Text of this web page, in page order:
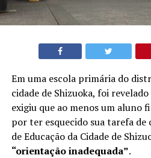
Em uma escola primária do
cidade de Shizuoka, foi
exigiu que ao menos um aluno
por ter esquecido sua tarefa de
de Educação da Cidade de
“orientação inadequada”.